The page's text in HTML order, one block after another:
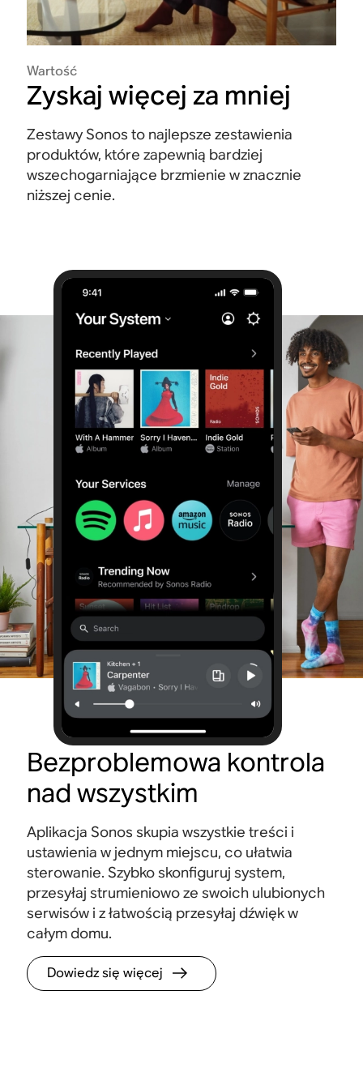
Wartość
Zyskaj więcej za mniej
Zestawy Sonos to najlepsze zestawienia
produktów, które zapewnią bardziej
wszechogarniające brzmienie w znacznie
niższej cenie.
Bezproblemowa kontrola
nad wszystkim
Aplikacja Sonos skupia wszystkie treści i
ustawienia w jednym miejscu, co ułatwia
sterowanie. Szybko skonfiguruj system,
przesyłaj strumieniowo ze swoich ulubionych
serwisów i z łatwością przesyłaj dźwięk w
całym domu.
Dowiedz się więcej